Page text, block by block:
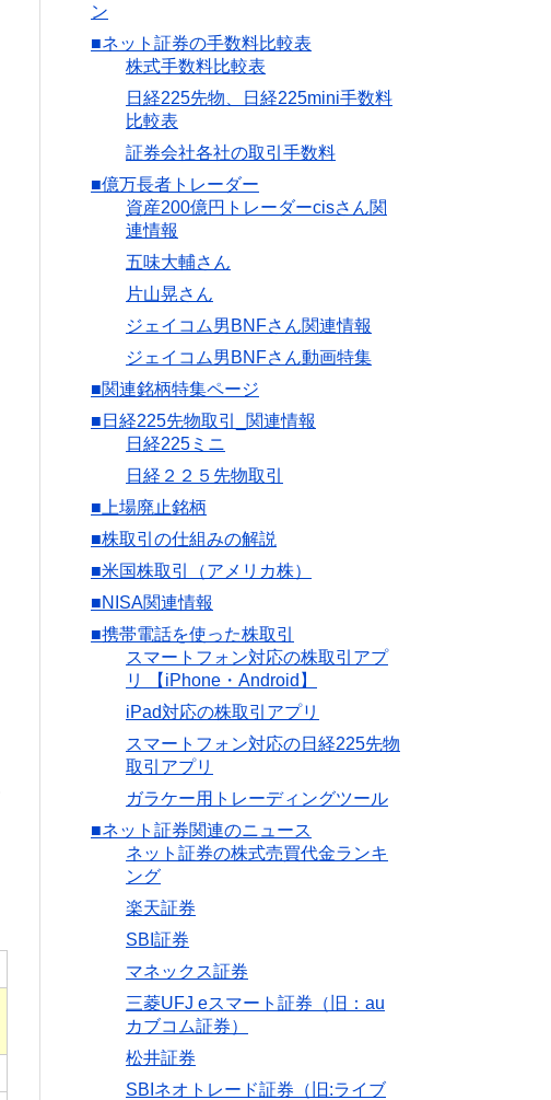
ン
■ネット証券の手数料比較表
株式手数料比較表
日経225先物、日経225mini手数料
比較表
証券会社各社の取引手数料
■億万長者トレーダー
資産200億円トレーダーcisさん関
連情報
五味大輔さん
片山晃さん
ジェイコム男BNFさん関連情報
ジェイコム男BNFさん動画特集
■関連銘柄特集ページ
■日経225先物取引_関連情報
日経225ミニ
日経２２５先物取引
■上場廃止銘柄
■株取引の仕組みの解説
■米国株取引（アメリカ株）
■NISA関連情報
■携帯電話を使った株取引
スマートフォン対応の株取引アプ
リ 【iPhone・Android】
iPad対応の株取引アプリ
スマートフォン対応の日経225先物
取引アプリ
ガラケー用トレーディングツール
■ネット証券関連のニュース
ネット証券の株式売買代金ランキ
ング
楽天証券
SBI証券
マネックス証券
三菱UFJ eスマート証券（旧：au
カブコム証券）
松井証券
SBIネオトレード証券（旧:ライブ